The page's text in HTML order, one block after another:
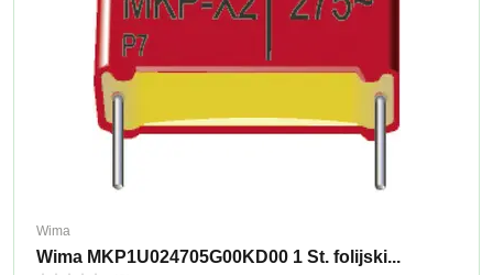
Wima
Wima MKP1U024705G00KD00 1 St. folijski...